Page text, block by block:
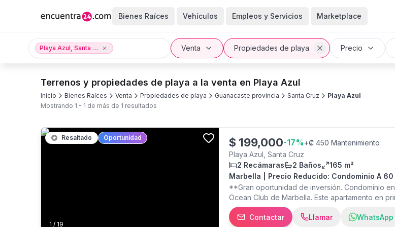
Bienes Raíces Vehículos Empleos y Servicios Marketplace
Playa Azul, Santa Cruz, Guanacaste provincia Venta Propiedades de playa Precio
Terrenos y propiedades de playa a la venta en Playa Azul
Inicio Bienes Raíces Venta Propiedades de playa Guanacaste provincia Santa Cruz
Playa Azul
Mostrando 1 - 1 de más de 1 resultados
1 / 19
Resaltado Oportunidad $ 199,000-17%+₡ 450 Mantenimiento
Playa Azul, Santa Cruz
2 Recámaras
2 Baños
165 m²
Marbella | Precio Reducido: Condominio A
**Gran oportunidad de inversión. Condominio
Ocean Club de Marbella. Este apartamento en
inversión. A un paso del mar, ofrece un estilo
de lujo. Aspectos destacados de la propiedad: -
Contactar Llamar WhatsApp